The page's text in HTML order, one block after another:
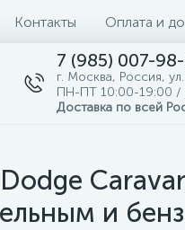
Контакты Оплата и
7 (985) 007-
г. Москва, Россия,
ПН-ПТ 10:00-19:00 /
Доставка по всей
и